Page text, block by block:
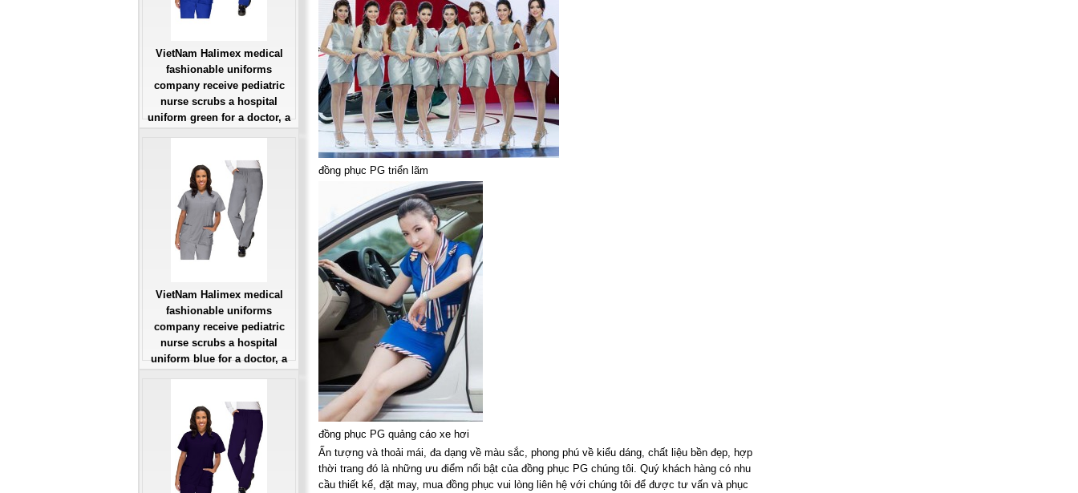
đồng phục PG triển lãm
đồng phục PG quảng cáo xe hơi
Ấn tượng và thoải mái, đa dạng về màu sắc, phong phú về kiểu dáng, chất liệu bền đẹp, hợp
thời trang đó là những ưu điểm nổi bật của đồng phục PG chúng tôi. Quý khách hàng có nhu
cầu thiết kế, đặt may, mua đồng phục vui lòng liên hệ với chúng tôi để được tư vấn và phục
VietNam Halimex medical
fashionable uniforms
company receive pediatric
nurse scrubs a hospital
uniform green for a doctor, a
Giá: Liên Hệ
Đặt hàng
VietNam Halimex medical
fashionable uniforms
company receive pediatric
nurse scrubs a hospital
uniform blue for a doctor, a
Giá: Liên Hệ
Đặt hàng